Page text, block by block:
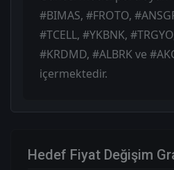
#BIMAS, #FROTO,
#TCELL, #YKBNK,
#KRDMD, #ALBRK ve
içermektedir.
Hedef Fiyat Değişim